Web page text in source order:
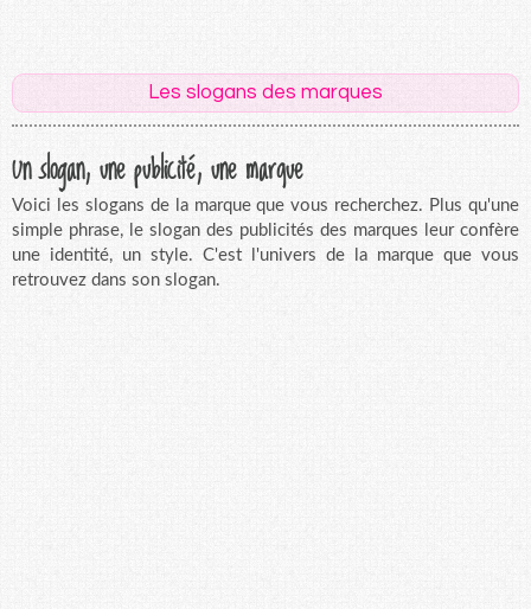
Les slogans des marques
Un slogan, une publicité, une marque
Voici les slogans de la marque que vous recherchez. Plus qu'une
simple phrase, le slogan des publicités des marques leur confère
une identité, un style. C'est l'univers de la marque que vous
retrouvez dans son slogan.